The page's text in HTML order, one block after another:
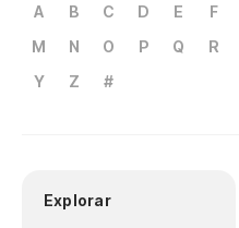
A B C D E F
M
N O P Q R
Y
Z #
Explorar